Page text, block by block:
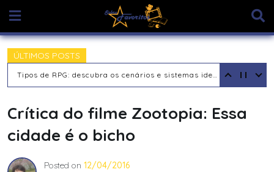
content
ÚLTIMOS POSTS
Tipos de RPG: descubra os cenários e sistemas ideais para sua aventura
Crítica do filme Zootopia: Essa
cidade é o bicho
Posted on 12/04/2016